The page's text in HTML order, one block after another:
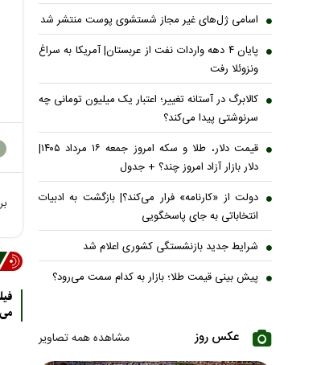
اسامی ژل‌های غیر مجاز شستشوی پوست منتشر شد
پایان ۴ دهه واردات نفت از عربستان| آمریکا به سراغ
ونزوئلا رفت
کالابرگ در آستانه تغییر؛ اعتبار یک میلیون تومانی چه
سرنوشتی پیدا می‌کند؟
قیمت دلار، طلا و سکه امروز جمعه ۱۶ مرداد ۱۴۰۵|
دلار بازار آزاد امروز چند؟ + جدول
دولت از «کارنامه» فرار می‌کند؟| بازگشت به ادبیات
انتخاباتی به جای پاسخگویی
شرایط جدید بازنشستگی کشوری اعلام شد
پیش بینی قیمت طلا؛ بازار به کدام سمت می‌رود؟
عکس روز مشاهده همه تصاویر